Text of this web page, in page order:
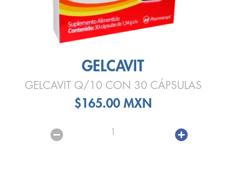
GELCAVIT
GELCAVIT Q/10 CON 30 CÁPSULAS
$165.00 MXN
1